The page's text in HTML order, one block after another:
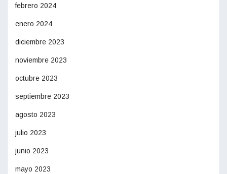
febrero 2024
enero 2024
diciembre 2023
noviembre 2023
octubre 2023
septiembre 2023
agosto 2023
julio 2023
junio 2023
mayo 2023